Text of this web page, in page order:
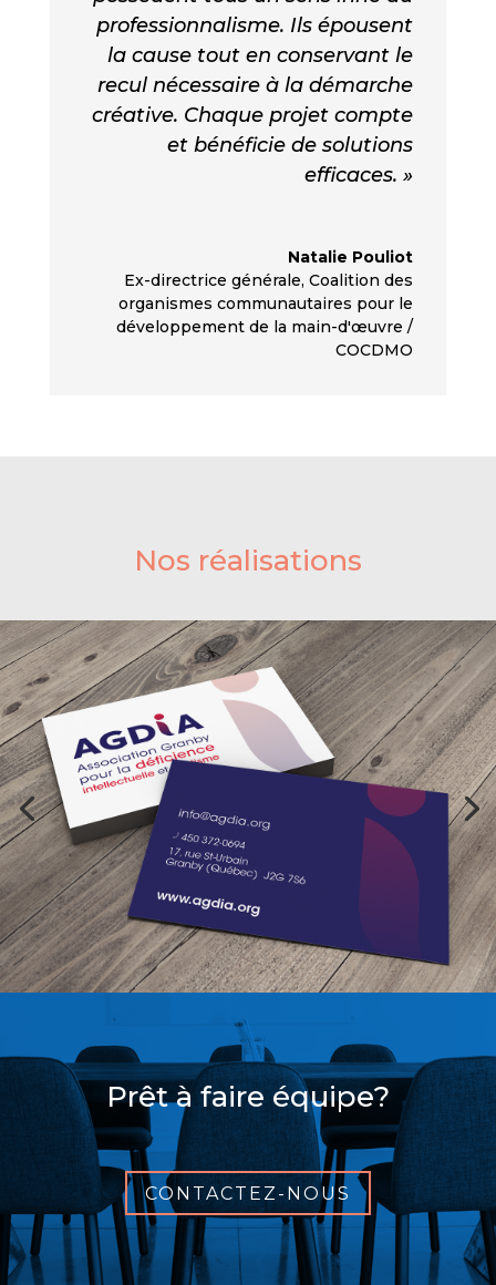
professionnalisme. Ils épousent
la cause tout en conservant le
recul nécessaire à la démarche
créative. Chaque projet compte
et bénéficie de solutions
efficaces. »
Natalie Pouliot
Ex-directrice générale, Coalition des
organismes communautaires pour le
développement de la main-d'œuvre /
COCDMO
Nos réalisations
Prêt à faire équipe?
CONTACTEZ-NOUS